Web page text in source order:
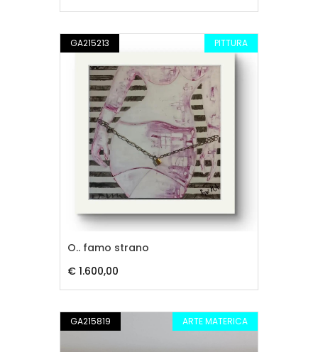
GA215213 PITTURA
O.. famo strano
€ 1.600,00
GA215819 ARTE MATERICA